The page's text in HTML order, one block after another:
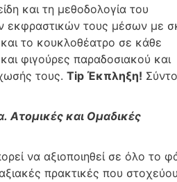
και τη μεθοδολογία του
εκφραστικών τους μέσων με
το κουκλοθέατρο σε κάθε
φιγούρες παραδοσιακού και
τους. TipΈκπληξη!
Ατομικές και Ομαδικές
να αξιοποιηθεί σε όλο το
πρακτικές που